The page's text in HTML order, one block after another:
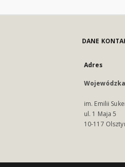
DANE
Adres
im. Emilii
ul. 1 Maja 5
10-117